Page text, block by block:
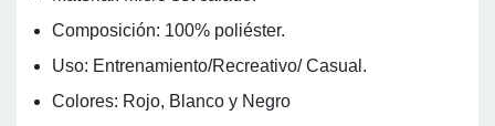
Composición: 100% poliéster.
Uso: Entrenamiento/Recreativo/ Casual.
Colores: Rojo, Blanco y Negro